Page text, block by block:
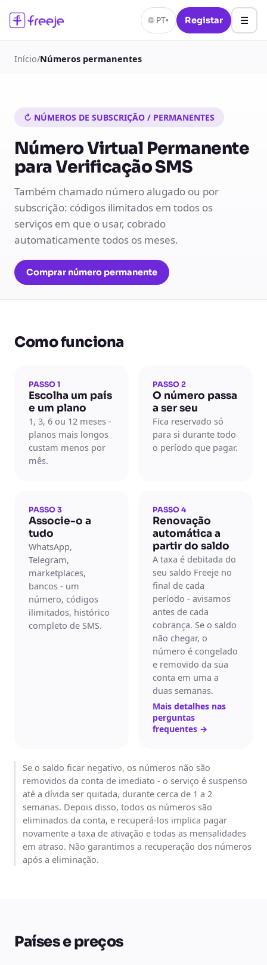
🌐 PT▾ Registar ☰
Início/Números permanentes
↻ NÚMEROS DE SUBSCRIÇÃO / PERMANENTES
Número Virtual Permanente
para Verificação SMS
Também chamado número alugado ou por
subscrição: códigos ilimitados em todos os
serviços em que o usar, cobrado
automaticamente todos os meses.
Comprar número permanente
Como funciona
PASSO 1
Escolha um país
e um plano
1, 3, 6 ou 12 meses -
planos mais longos
custam menos por
mês.
PASSO 2
O número passa
a ser seu
Fica reservado só
para si durante todo
o período que pagar.
PASSO 3
Associe-o a
tudo
WhatsApp,
Telegram,
marketplaces,
bancos - um
número, códigos
ilimitados, histórico
completo de SMS.
PASSO 4
Renovação
automática a
partir do saldo
A taxa é debitada do
seu saldo Freeje no
final de cada
período - avisamos
antes de cada
cobrança. Se o saldo
não chegar, o
número é congelado
e removido da sua
conta em uma a
duas semanas.
Mais detalhes nas
perguntas
frequentes →
Se o saldo ficar negativo, os números não são
removidos da conta de imediato - o serviço é suspenso
até a dívida ser quitada, durante cerca de 1 a 2
semanas. Depois disso, todos os números são
eliminados da conta, e recuperá-los implica pagar
novamente a taxa de ativação e todas as mensalidades
em atraso. Não garantimos a recuperação dos números
após a eliminação.
Países e preços